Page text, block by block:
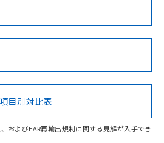
凡例
Cd Cr(VI)
目別対比表
およびEAR再輸出規制に関する見解が入手でき